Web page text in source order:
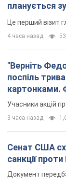
планується
Це перший візит
4 часа назад
"Верніть
поспіль
картонками.
Учасники акцій
3 часа назад
Сенат США
санкції
Документ